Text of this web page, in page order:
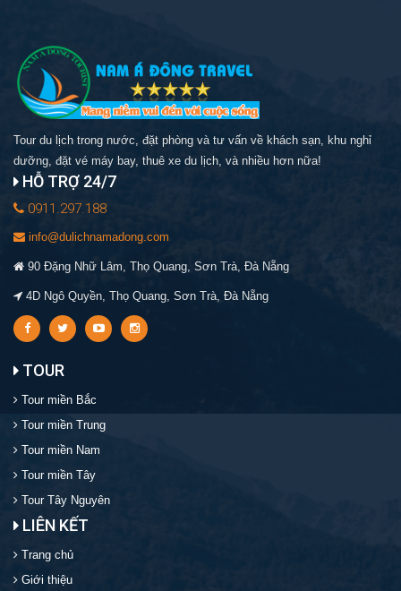
Tour du lịch trong nước, đặt phòng và tư vấn về khách sạn, khu nghỉ
dưỡng, đặt vé máy bay, thuê xe du lịch, và nhiều hơn nữa!
HỖ TRỢ 24/7
0911.297.188
info@dulichnamadong.com
90 Đặng Nhữ Lâm, Thọ Quang, Sơn Trà, Đà Nẵng
4D Ngô Quyền, Thọ Quang, Sơn Trà, Đà Nẵng
TOUR
Tour miền Bắc
Tour miền Trung
Tour miền Nam
Tour miền Tây
Tour Tây Nguyên
LIÊN KẾT
Trang chủ
Giới thiệu